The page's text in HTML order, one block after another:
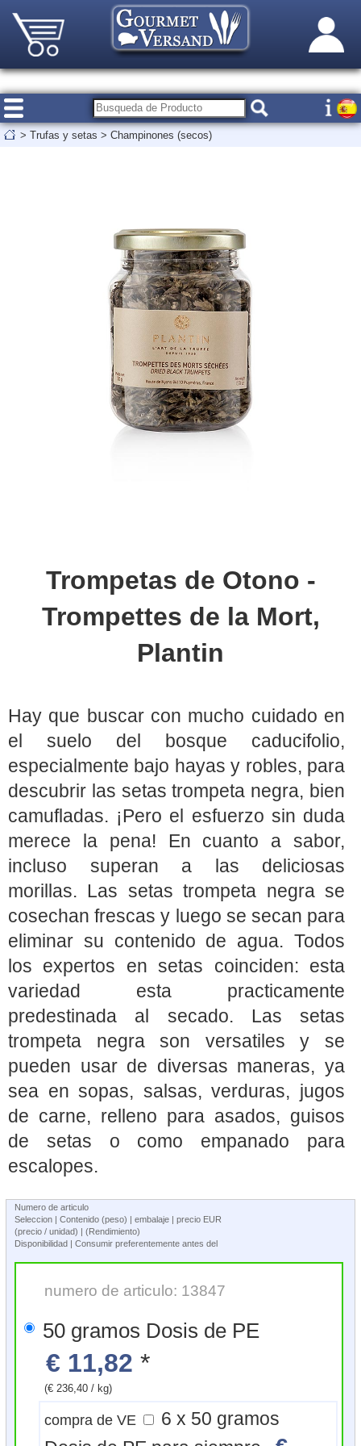
> Trufas y setas > Champinones (secos)
Trompetas de Otono -
Trompettes de la Mort,
Plantin
Hay que buscar con mucho cuidado en
el suelo del bosque caducifolio,
especialmente bajo hayas y robles, para
descubrir las setas trompeta negra, bien
camufladas. ¡Pero el esfuerzo sin duda
merece la pena! En cuanto a sabor,
incluso superan a las deliciosas
morillas. Las setas trompeta negra se
cosechan frescas y luego se secan para
eliminar su contenido de agua. Todos
los expertos en setas coinciden: esta
variedad esta practicamente
predestinada al secado. Las setas
trompeta negra son versatiles y se
pueden usar de diversas maneras, ya
sea en sopas, salsas, verduras, jugos
de carne, relleno para asados, guisos
de setas o como empanado para
escalopes.
Numero de articulo
Seleccion | Contenido (peso) | embalaje | precio EUR
(precio / unidad) | (Rendimiento)
Disponibilidad | Consumir preferentemente antes del
numero de articulo: 13847
50 gramos Dosis de PE
€ 11,82 *
(€ 236,40 / kg)
compra de VE
6 x 50 gramos